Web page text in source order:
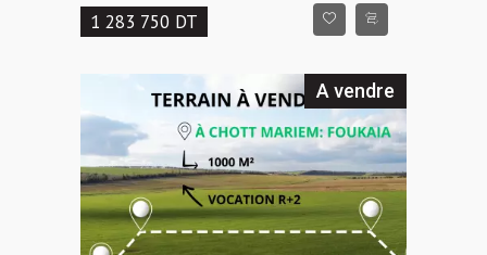
1 283 750 DT
A vendre